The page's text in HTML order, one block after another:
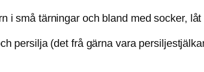
i små tärningar och bland med socker,
persilja (det frå gärna vara